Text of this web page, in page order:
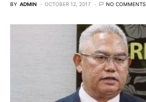
BY ADMIN OCTOBER 12, 2017 NO COMMENTS